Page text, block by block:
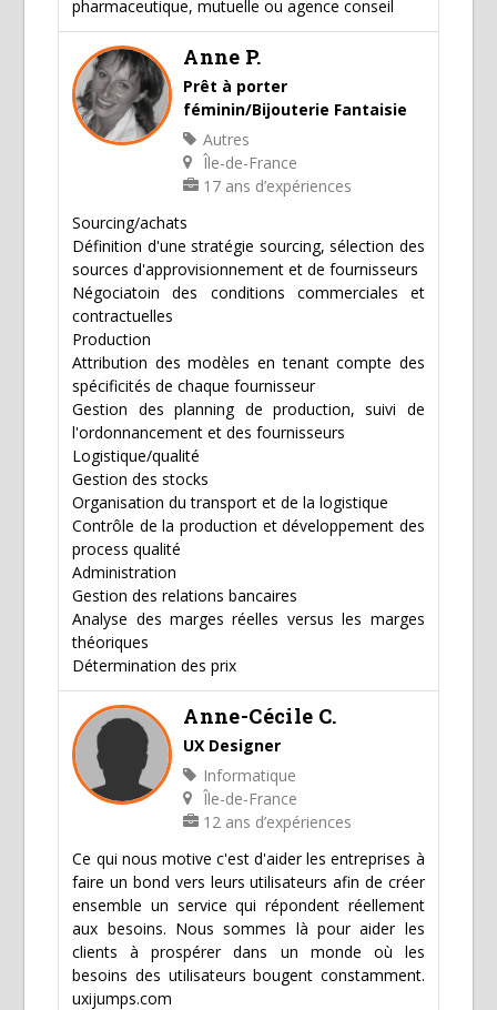
pharmaceutique, mutuelle ou agence conseil
Anne P.
Prêt à porter
féminin/Bijouterie Fantaisie
Autres
Île-de-France
17 ans d’expériences
Sourcing/achats
Définition d'une stratégie sourcing, sélection des
sources d'approvisionnement et de fournisseurs
Négociatoin des conditions commerciales et
contractuelles
Production
Attribution des modèles en tenant compte des
spécificités de chaque fournisseur
Gestion des planning de production, suivi de
l'ordonnancement et des fournisseurs
Logistique/qualité
Gestion des stocks
Organisation du transport et de la logistique
Contrôle de la production et développement des
process qualité
Administration
Gestion des relations bancaires
Analyse des marges réelles versus les marges
théoriques
Détermination des prix
Anne-Cécile C.
UX Designer
Informatique
Île-de-France
12 ans d’expériences
Ce qui nous motive c'est d'aider les entreprises à
faire un bond vers leurs utilisateurs afin de créer
ensemble un service qui répondent réellement
aux besoins. Nous sommes là pour aider les
clients à prospérer dans un monde où les
besoins des utilisateurs bougent constamment.
uxijumps.com